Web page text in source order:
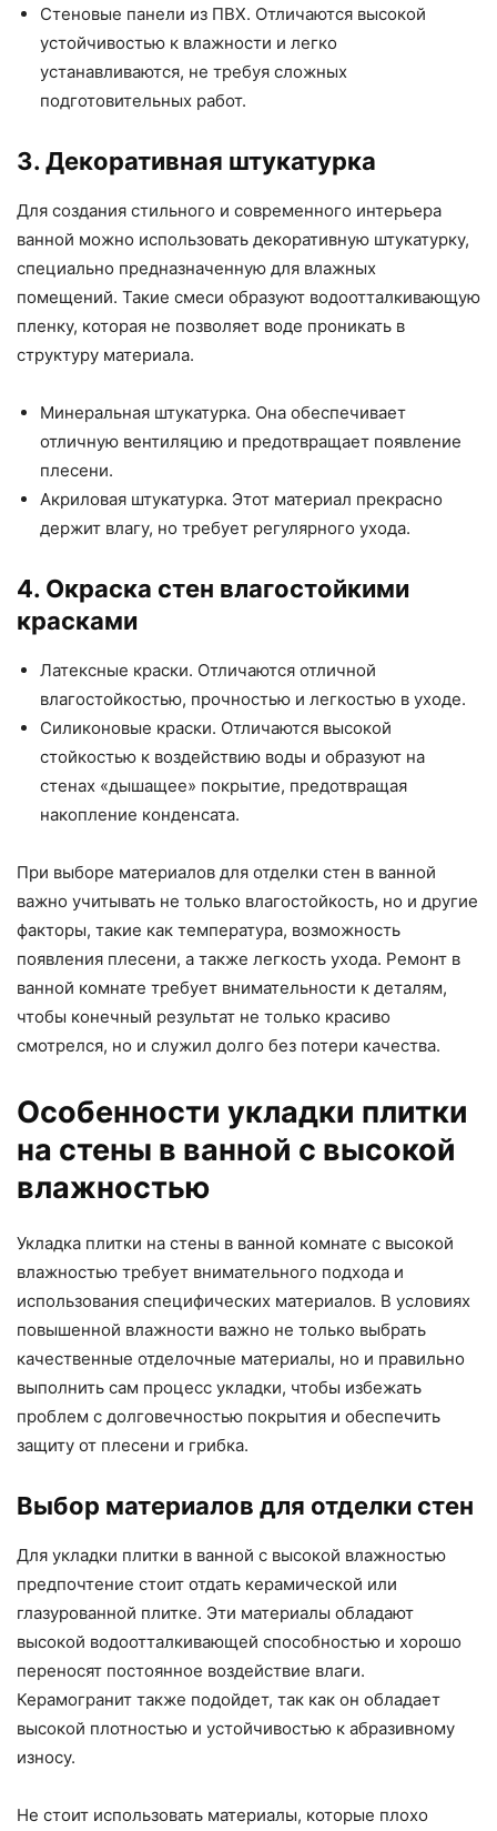
Стеновые панели из ПВХ. Отличаются высокой
устойчивостью к влажности и легко
устанавливаются, не требуя сложных
подготовительных работ.
3. Декоративная штукатурка
Для создания стильного и современного интерьера
ванной можно использовать декоративную штукатурку,
специально предназначенную для влажных
помещений. Такие смеси образуют водоотталкивающую
пленку, которая не позволяет воде проникать в
структуру материала.
Минеральная штукатурка. Она обеспечивает
отличную вентиляцию и предотвращает появление
плесени.
Акриловая штукатурка. Этот материал прекрасно
держит влагу, но требует регулярного ухода.
4. Окраска стен влагостойкими
красками
Латексные краски. Отличаются отличной
влагостойкостью, прочностью и легкостью в уходе.
Силиконовые краски. Отличаются высокой
стойкостью к воздействию воды и образуют на
стенах «дышащее» покрытие, предотвращая
накопление конденсата.
При выборе материалов для отделки стен в ванной
важно учитывать не только влагостойкость, но и другие
факторы, такие как температура, возможность
появления плесени, а также легкость ухода. Ремонт в
ванной комнате требует внимательности к деталям,
чтобы конечный результат не только красиво
смотрелся, но и служил долго без потери качества.
Особенности укладки плитки
на стены в ванной с высокой
влажностью
Укладка плитки на стены в ванной комнате с высокой
влажностью требует внимательного подхода и
использования специфических материалов. В условиях
повышенной влажности важно не только выбрать
качественные отделочные материалы, но и правильно
выполнить сам процесс укладки, чтобы избежать
проблем с долговечностью покрытия и обеспечить
защиту от плесени и грибка.
Выбор материалов для отделки стен
Для укладки плитки в ванной с высокой влажностью
предпочтение стоит отдать керамической или
глазурованной плитке. Эти материалы обладают
высокой водоотталкивающей способностью и хорошо
переносят постоянное воздействие влаги.
Керамогранит также подойдет, так как он обладает
высокой плотностью и устойчивостью к абразивному
износу.
Не стоит использовать материалы, которые плохо